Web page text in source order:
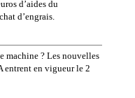
d’aides du
d’engrais.
machine ? Les nouvelles
entrent en vigueur le 2